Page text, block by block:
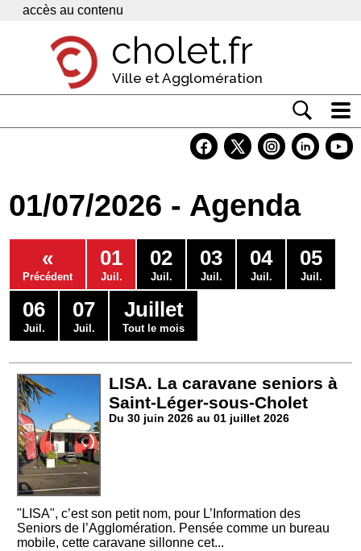
Panneau de gestion des cookies
accès au contenu
cholet.fr
Ville et Agglomération
Economie
Services
Contacts
01/07/2026 - Agenda
«
Précédent
01
Juil.
02
Juil.
03
Juil.
04
Juil.
05
Juil.
06
Juil.
07
Juil.
Juillet
Tout le mois
LISA. La caravane seniors à
Saint-Léger-sous-Cholet
Du 30 juin 2026 au 01 juillet 2026
"LISA", c’est son petit nom, pour L’Information des
Seniors de l’Agglomération. Pensée comme un bureau
mobile, cette caravane sillonne cet...